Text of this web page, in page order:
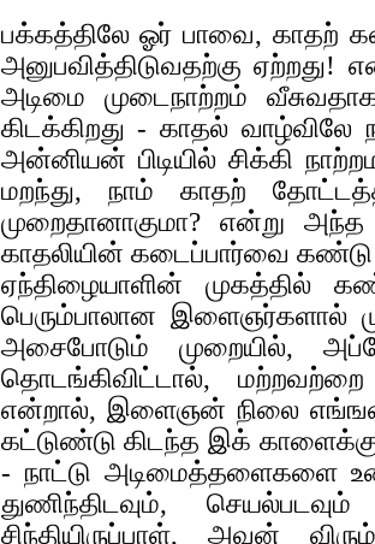
பக்கத்திலே ஓர் பாவை, காதற்
அனுபவித்திடுவதற்கு ஏற்றது!
அடிமை முடைநாற்றம்
கிடக்கிறது - காதல் வாழ்விலே
அன்னியன் பிடியில் சிக்கி
மறந்து, நாம் காதற்
முறைதானாகுமா? என்று
காதலியின் கடைப்பார்வை
ஏந்திழையாளின் முகத்தில்
பெரும்பாலான இளைஞர்களால்
அசைபோடும் முறையில்,
தொடங்கிவிட்டால், மற்றவற்றை
என்றால், இளைஞன் நிலை
கட்டுண்டு கிடந்த இக் காளைக்கு,
- நாட்டு அடிமைத்தளைகளை
துணிந்திடவும்,
சிந்தியிருப்பாள், அவன்